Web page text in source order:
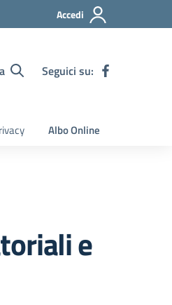
Accedi
Seguici su:
Albo Online
e